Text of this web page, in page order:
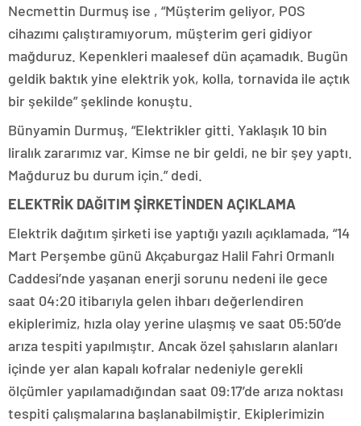
Necmettin Durmuş ise , “Müşterim geliyor, POS
cihazımı çalıştıramıyorum, müşterim geri gidiyor
mağduruz. Kepenkleri maalesef dün açamadık. Bugün
geldik baktık yine elektrik yok, kolla, tornavida ile açtık
bir şekilde” şeklinde konuştu.
Bünyamin Durmuş, “Elektrikler gitti. Yaklaşık 10 bin
liralık zararımız var. Kimse ne bir geldi, ne bir şey yaptı.
Mağduruz bu durum için.” dedi.
ELEKTRİK DAĞITIM ŞİRKETİNDEN AÇIKLAMA
Elektrik dağıtım şirketi ise yaptığı yazılı açıklamada, “14
Mart Perşembe günü Akçaburgaz Halil Fahri Ormanlı
Caddesi’nde yaşanan enerji sorunu nedeni ile gece
saat 04:20 itibarıyla gelen ihbarı değerlendiren
ekiplerimiz, hızla olay yerine ulaşmış ve saat 05:50’de
arıza tespiti yapılmıştır. Ancak özel şahısların alanları
içinde yer alan kapalı kofralar nedeniyle gerekli
ölçümler yapılamadığından saat 09:17’de arıza noktası
tespiti çalışmalarına başlanabilmiştir. Ekiplerimizin